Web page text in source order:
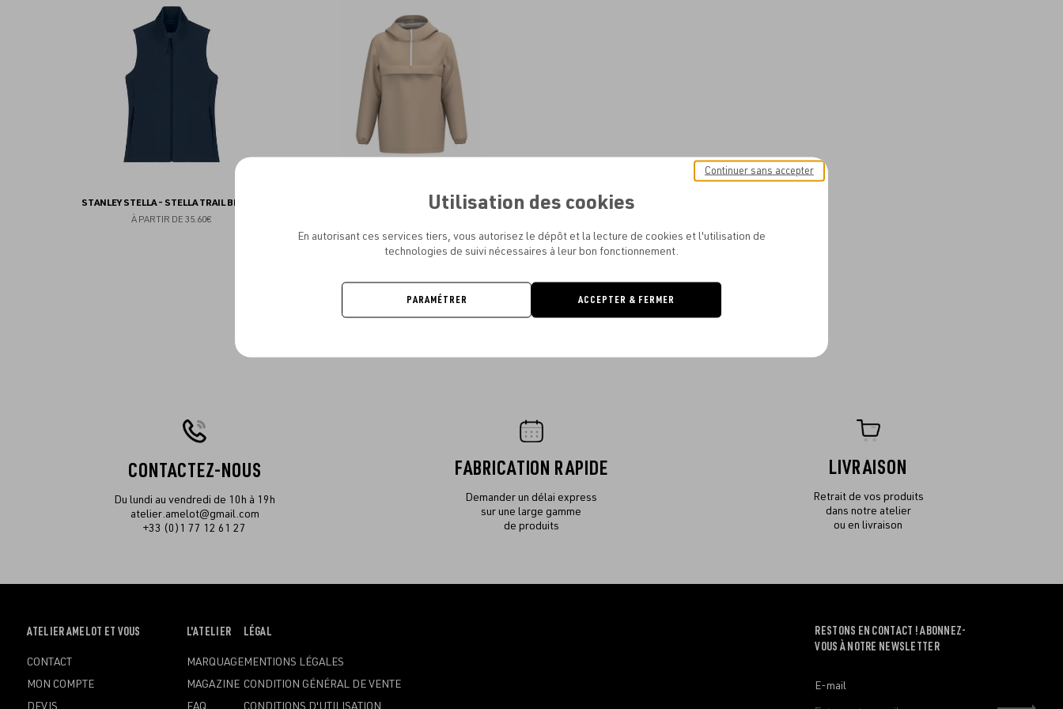
STANLEY STELLA - STELLA TRAIL BLAZER
À PARTIR DE 35.60€
NATIVE SPIRIT - VESTE COUPE-VENT
À PARTIR DE
34.13€
CONTACTEZ-NOUS
Du lundi au vendredi de 10h à 19h
atelier.amelot@gmail.com
+33 (0)1 77 12 61 27
FABRICATION RAPIDE
Demander un délai express
sur une large gamme
de produits
LIVRAISON
Retrait de vos produits
dans notre atelier
ou en livraison
OUVRIR
MENU
ATELIER AMELOT ET VOUS
CONTACT
MON COMPTE
DEVIS
OUVRIR
MENU
L'ATELIER
MARQUAGE
MAGAZINE
FAQ
OUVRIR
MENU
LÉGAL
MENTIONS LÉGALES
CONDITION GÉNÉRAL DE VENTE
CONDITIONS D'UTILISATION
RESTONS EN CONTACT ! ABONNEZ-
VOUS À NOTRE NEWSLETTER
E-mail
Utilisation des cookies
En autorisant ces services tiers, vous autorisez le dépôt et la lecture de cookies et l'utilisation de
technologies de suivi nécessaires à leur bon fonctionnement.
Continuer sans accepter
PARAMÉTRER ACCEPTER & FERMER